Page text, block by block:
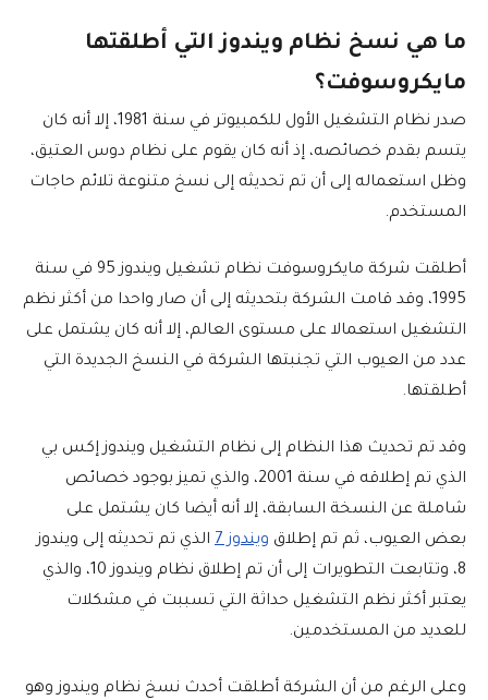
ما هي نسخ نظام ويندوز التي أطلقتها
مايكروسوفت؟
صدر نظام التشغيل الأول للكمبيوتر في سنة 1981، إلا أنه كان
يتسم بقدم خصائصه، إذ أنه كان يقوم على نظام دوس العتيق،
وظل استعماله إلى أن تم تحديثه إلى نسخ متنوعة تلائم حاجات
المستخدم.
أطلقت شركة مايكروسوفت نظام تشغيل ويندوز 95 في سنة
1995، وقد قامت الشركة بتحديثه إلى أن صار واحدا من أكثر نظم
التشغيل استعمالا على مستوى العالم، إلا أنه كان يشتمل على
عدد من العيوب التي تجنبتها الشركة في النسخ الجديدة التي
أطلقتها.
وقد تم تحديث هذا النظام إلى نظام التشغيل ويندوز إكس بي
الذي تم إطلاقه في سنة 2001، والذي تميز بوجود خصائص
شاملة عن النسخة السابقة، إلا أنه أيضا كان يشتمل على
بعض العيوب، ثم تم إطلاق ويندوز 7
الذي تم تحديثه إلى ويندوز
8، وتتابعت التطويرات إلى أن تم إطلاق نظام ويندوز 10، والذي
يعتبر أكثر نظم التشغيل حداثة التي تسببت في مشكلات
للعديد من المستخدمين.
وعلى الرغم من أن الشركة أطلقت أحدث نسخ نظام ويندوز وهو